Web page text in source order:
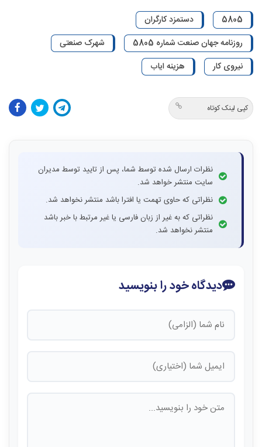
5805
دستمزد کارگران
روزنامه جهان صنعت شماره 5805
شهرک صنعتی
نیروی کار
هزینه ایاب
کپی لینک کوتاه
نظرات ارسال شده توسط شما، پس از تایید توسط مدیران
سایت منتشر خواهد شد.
نظراتی که حاوی تهمت یا افترا باشد منتشر نخواهد شد.
نظراتی که به غیر از زبان فارسی یا غیر مرتبط با خبر باشد
منتشر نخواهد شد.
دیدگاه خود را بنویسید